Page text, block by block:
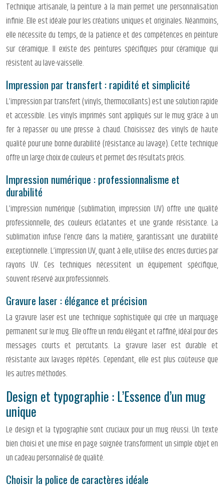
Technique artisanale, la peinture à la main permet une personnalisation
infinie. Elle est idéale pour les créations uniques et originales. Néanmoins,
elle nécessite du temps, de la patience et des compétences en peinture
sur céramique. Il existe des peintures spécifiques pour céramique qui
résistent au lave-vaisselle.
Impression par transfert : rapidité et simplicité
L’impression par transfert (vinyls, thermocollants) est une solution rapide
et accessible. Les vinyls imprimés sont appliqués sur le mug grâce à un
fer à repasser ou une presse à chaud. Choisissez des vinyls de haute
qualité pour une bonne durabilité (résistance au lavage). Cette technique
offre un large choix de couleurs et permet des résultats précis.
Impression numérique : professionnalisme et
durabilité
L’impression numérique (sublimation, impression UV) offre une qualité
professionnelle, des couleurs éclatantes et une grande résistance. La
sublimation infuse l’encre dans la matière, garantissant une durabilité
exceptionnelle. L’impression UV, quant à elle, utilise des encres durcies par
rayons UV. Ces techniques nécessitent un équipement spécifique,
souvent réservé aux professionnels.
Gravure laser : élégance et précision
La gravure laser est une technique sophistiquée qui crée un marquage
permanent sur le mug. Elle offre un rendu élégant et raffiné, idéal pour des
messages courts et percutants. La gravure laser est durable et
résistante aux lavages répétés. Cependant, elle est plus coûteuse que
les autres méthodes.
Design et typographie : L’Essence d’un mug
unique
Le design et la typographie sont cruciaux pour un mug réussi. Un texte
bien choisi et une mise en page soignée transforment un simple objet en
un cadeau personnalisé de qualité.
Choisir la police de caractères idéale